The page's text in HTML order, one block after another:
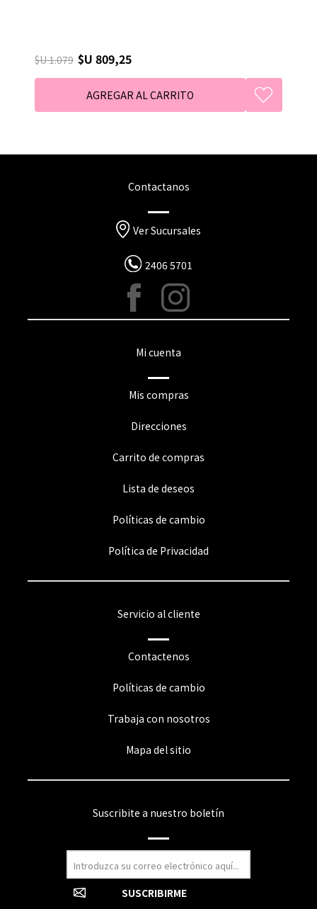
$U 1.079 $U 809,25
Contactanos
Ver Sucursales
2406 5701
Mi cuenta
Mis compras
Direcciones
Carrito de compras
Lista de deseos
Políticas de cambio
Política de Privacidad
Servicio al cliente
Contactenos
Políticas de cambio
Trabaja con nosotros
Mapa del sitio
Suscribite a nuestro boletín